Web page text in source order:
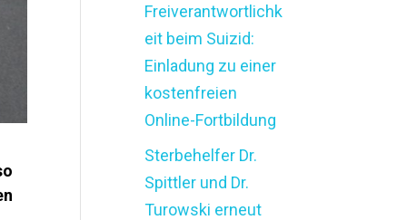
Freiverantwortlichk
eit beim Suizid:
Einladung zu einer
kostenfreien
Online-Fortbildung
Sterbehelfer Dr.
Spittler und Dr.
Turowski erneut